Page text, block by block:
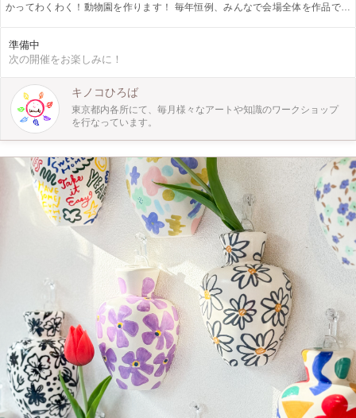
かってわくわく！動物園を作ります！ 毎年恒例、みんなで会場全体を作品で埋
ばは、東京都内でお子さま向け工作ワークショップ・自然の中で季節を感じるプ
レイパークを月に１回開催しています。 親子で、お友達と、小学生以上のお子
びにきてくださいね！
準備中
次の開催をお楽しみに！
キノコひろば
東京都内各所にて、毎月様々なアートや知識のワークショップ
を行なっています。